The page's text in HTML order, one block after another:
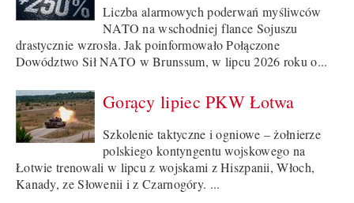
Liczba alarmowych poderwań myśliwców
NATO na wschodniej flance Sojuszu
drastycznie wzrosła. Jak poinformowało Połączone
Dowództwo Sił NATO w Brunssum, w lipcu 2026 roku o...
Gorący lipiec PKW Łotwa
Szkolenie taktyczne i ogniowe – żołnierze
polskiego kontyngentu wojskowego na
Łotwie trenowali w lipcu z wojskami z Hiszpanii, Włoch,
Kanady, ze Słowenii i z Czarnogóry. ...